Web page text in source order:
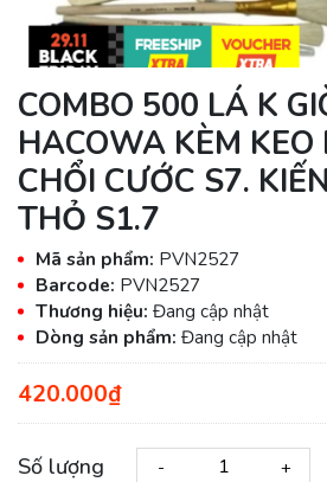
COMBO 500 LÁ K
HACOWA KÈM KEO
CHỔI CƯỚC S7.
THỎ S1.7
Mã sản phẩm: PVN2527
Barcode: PVN2527
Thương hiệu: Đang cập nhật
Dòng sản phẩm: Đang cập nhật
420.000₫
Số lượng - +